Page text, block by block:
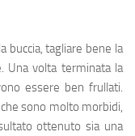
buccia, tagliare bene la
Una volta terminata la
essere ben frullati.
sono molto morbidi,
ottenuto sia una